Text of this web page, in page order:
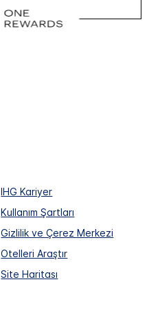
IHG Kariyer
Kullanım Şartları
Gizlilik ve Çerez Merkezi
Otelleri Araştır
Site Haritası